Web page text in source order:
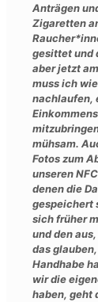
Anträgen
Zigaretten
gesittet und
aber jetzt
muss ich
nachlaufen,
mühsam.
Fotos zum
unseren
denen die
gespeichert
sich früher
und den
das
Handhabe
wir die
haben, geht